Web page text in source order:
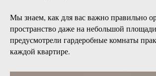
Мы знаем, как для вас важно правильно
пространство даже на небольшой
предусмотрели гардеробные комнаты
каждой квартире.